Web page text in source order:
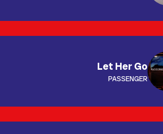
Let Her Go
PASSENGER